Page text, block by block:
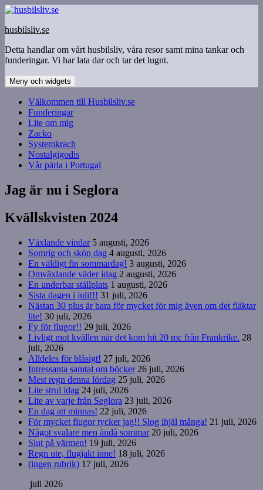
Hoppa
innehåll
husbilsliv.se
Detta handlar om vårt husbilsliv, våra resor samt mina tankar och
funderingar. Vi har lata dar och tar det lugnt.
Meny och widgets
Välkommen till Husbilsliv.se
Funderingar
Lite om mig
Zacko
Systemkrach
Nostalgigodis
Vår pärla i Portugal
Jag är nu i Seglora
Kvällskvisten 2024
Växlande vindar 5 augusti, 2026
Somrig och skön dag 4 augusti, 2026
En väldigt fin sommardag! 3 augusti, 2026
Omväxlande väder idag 2 augusti, 2026
En underbar ställplats 1 augusti, 2026
Sista dagen i juli!!! 31 juli, 2026
Nästan 30 plus är bara för mycket för mig även om det fläktar
lite! 30 juli, 2026
Fy för flugor!! 29 juli, 2026
Livligt mot kvällen när det kom hit 20 mc från Frankrike. 28
juli, 2026
Alldeles för blåsigt! 27 juli, 2026
Intressanta samtal om böcker 26 juli, 2026
Mest regn denna lördag 25 juli, 2026
Lite strul idag 24 juli, 2026
Lite av varje från Seglora 23 juli, 2026
En dag att minnas! 22 juli, 2026
För mycket flugor tycker jag!! Slog ihjäl många! 21 juli, 2026
Något svalare men ändå sommar 20 juli, 2026
Slut på värmen! 19 juli, 2026
Regn ute, flugjakt inne! 18 juli, 2026
(ingen rubrik) 17 juli, 2026
juli 2026